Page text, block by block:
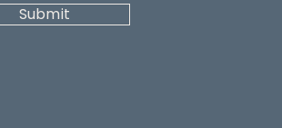
Submit